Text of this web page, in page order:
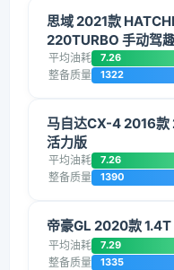
思域 2021款
220TURBO 手动驾
平均油耗 7.26
整备质量 1322
马自达CX-4 2016款
活力版
平均油耗 7.26
整备质量 1390
帝豪GL 2020款
平均油耗 7.29
整备质量 1335